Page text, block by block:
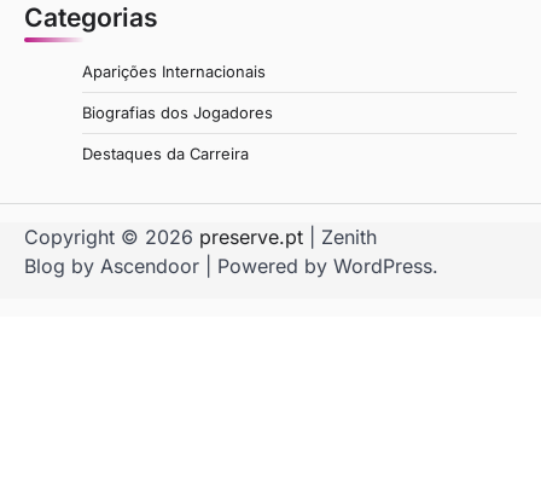
Categorias
Aparições Internacionais
Biografias dos Jogadores
Destaques da Carreira
Copyright © 2026 preserve.pt | Zenith
Blog by Ascendoor | Powered by WordPress.